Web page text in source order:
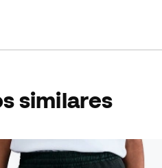
similares